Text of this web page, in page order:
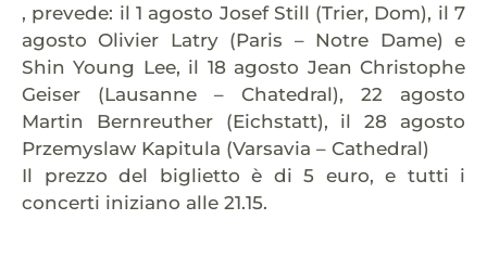
, prevede: il 1 agosto Josef Still (Trier, Dom), il 7
agosto Olivier Latry (Paris – Notre Dame) e
Shin Young Lee, il 18 agosto Jean Christophe
Geiser (Lausanne – Chatedral), 22 agosto
Martin Bernreuther (Eichstatt), il 28 agosto
Przemyslaw Kapitula (Varsavia – Cathedral)
Il prezzo del biglietto è di 5 euro, e tutti i
concerti iniziano alle 21.15.